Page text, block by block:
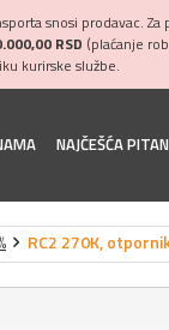
snosi prodavac.
RSD (plaćanje
kurirske službe.
NAJČEŠĆA
RC2 270K,